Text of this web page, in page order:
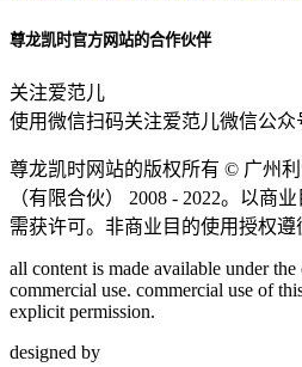
尊龙凯时官方网站的合作伙伴
关注爱范儿
使用微信扫码关注爱范儿微信公众
尊龙凯时网站的版权所有 © 广州
（有限合伙）
2008 - 2022。以商
需获许可。非商业目的使用授权遵
all content is made available under
commercial use. commercial use of
explicit permission.
designed by